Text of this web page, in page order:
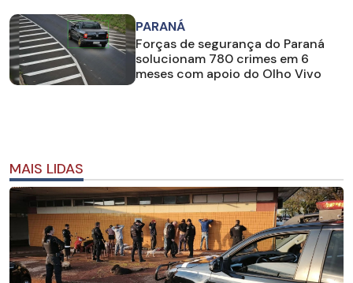
PARANÁ
Forças de segurança do Paraná
solucionam 780 crimes em 6
meses com apoio do Olho Vivo
MAIS LIDAS